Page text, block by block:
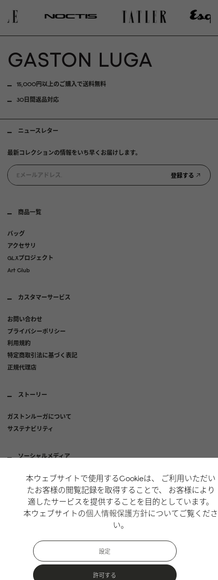
15,000円以上のご購入で送料無料
30日間返品対応
商品一覧
バッグ
アクセサリ
GLXプロジェクト
Art Club
カスタマーサービス
お問い合わせ
プライバシーポリシー
利用規約
特定商取引法に基づく表記
正規代理店
ストーリー
ガストンルーガについて
サステナビリティ
ソーシャルメディア
Instagram
ニュースレター
最新コレクションの情報をいち早くお届けします。
登録する
Copyright Gaston Luga AB. All Rights Reserved.
本ウェブサイトで使用するCookieは、 ご利用いただい
たお客様の閲覧記録を取得することで、 お客様により
適したサービスを提供することを目的としています。
本ウェブサイトの個人情報保護方針についてご覧くださ
い。
設定
許可する